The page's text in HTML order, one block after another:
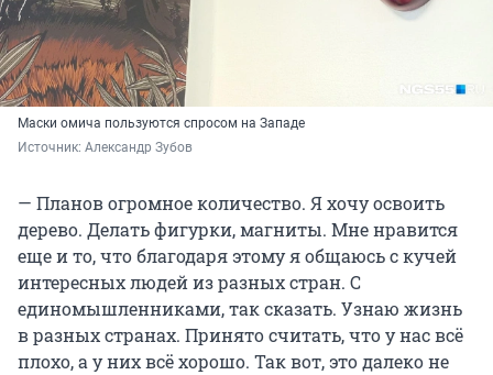
Маски омича пользуются спросом на Западе
Источник: Александр Зубов
— Планов огромное количество. Я хочу освоить
дерево. Делать фигурки, магниты. Мне нравится
еще и то, что благодаря этому я общаюсь с кучей
интересных людей из разных стран. С
единомышленниками, так сказать. Узнаю жизнь
в разных странах. Принято считать, что у нас всё
плохо, а у них всё хорошо. Так вот, это далеко не